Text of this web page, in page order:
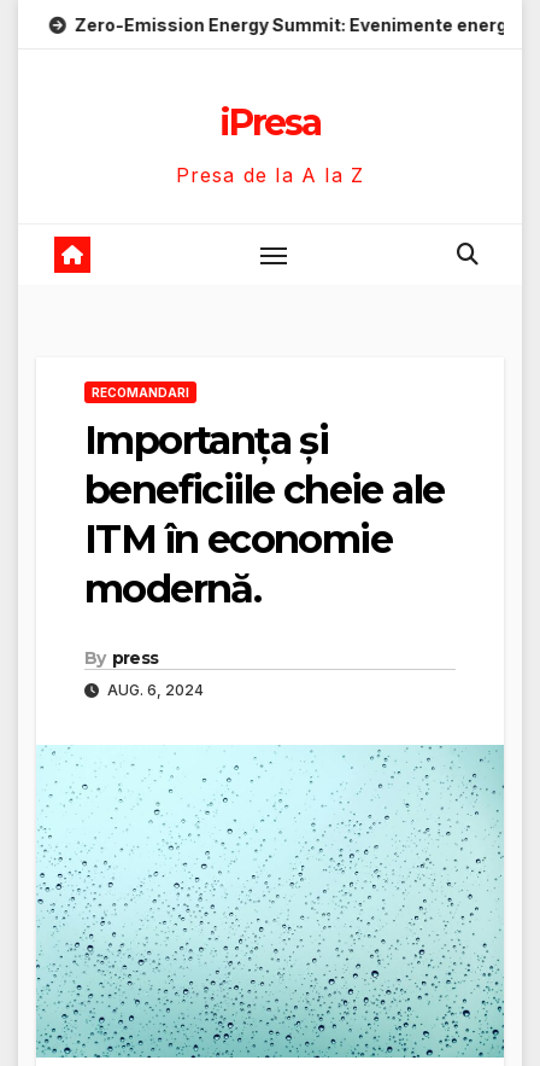
Emission Energy Summit: Evenimente energie despre soluții
iPresa
Presa de la A la Z
RECOMANDARI
Importanța și
beneficiile cheie ale
ITM în economie
modernă.
By press
AUG. 6, 2024